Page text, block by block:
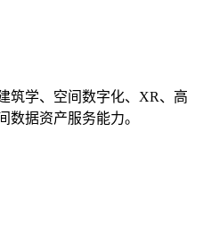
筑学、空间数字化、XR、高
数据资产服务能力。